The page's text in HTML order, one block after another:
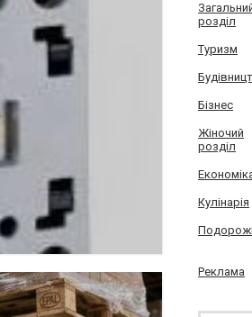
розділ
Туризм
Бізнес
Жіночий
розділ
Кулінарія
Реклама